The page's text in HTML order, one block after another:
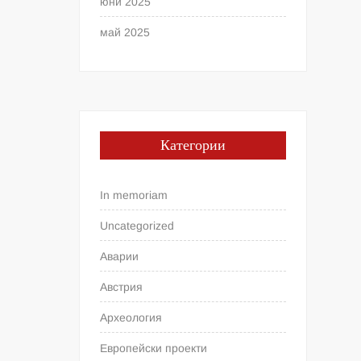
май 2025
Категории
In memoriam
Uncategorized
Аварии
Австрия
Археология
Европейски проекти